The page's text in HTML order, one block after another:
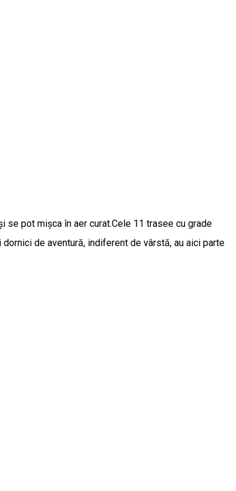
se pot mișca în aer curat.Cele 11 trasee cu grade
de aventură, indiferent de vârstă, au aici parte